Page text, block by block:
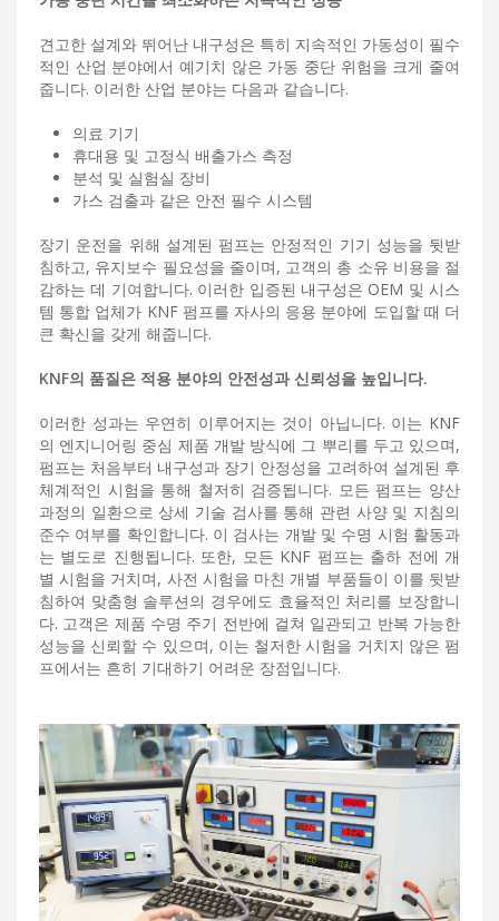
견고한 설계와 뛰어난 내구성은 특히 지속적인 가동성이 필수
적인 산업 분야에서 예기치 않은 가동 중단 위험을 크게 줄여
줍니다. 이러한 산업 분야는 다음과 같습니다.
의료 기기
휴대용 및 고정식 배출가스 측정
분석 및 실험실 장비
가스 검출과 같은 안전 필수 시스템
장기 운전을 위해 설계된 펌프는 안정적인 기기 성능을 뒷받
침하고, 유지보수 필요성을 줄이며, 고객의 총 소유 비용을 절
감하는 데 기여합니다. 이러한 입증된 내구성은 OEM 및 시스
템 통합 업체가 KNF 펌프를 자사의 응용 분야에 도입할 때 더
큰 확신을 갖게 해줍니다.
KNF의 품질은 적용 분야의 안전성과 신뢰성을 높입니다.
이러한 성과는 우연히 이루어지는 것이 아닙니다. 이는 KNF
의 엔지니어링 중심 제품 개발 방식에 그 뿌리를 두고 있으며,
펌프는 처음부터 내구성과 장기 안정성을 고려하여 설계된 후
체계적인 시험을 통해 철저히 검증됩니다. 모든 펌프는 양산
과정의 일환으로 상세 기술 검사를 통해 관련 사양 및 지침의
준수 여부를 확인합니다. 이 검사는 개발 및 수명 시험 활동과
는 별도로 진행됩니다. 또한, 모든 KNF 펌프는 출하 전에 개
별 시험을 거치며, 사전 시험을 마친 개별 부품들이 이를 뒷받
침하여 맞춤형 솔루션의 경우에도 효율적인 처리를 보장합니
다. 고객은 제품 수명 주기 전반에 걸쳐 일관되고 반복 가능한
성능을 신뢰할 수 있으며, 이는 철저한 시험을 거치지 않은 펌
프에서는 흔히 기대하기 어려운 장점입니다.